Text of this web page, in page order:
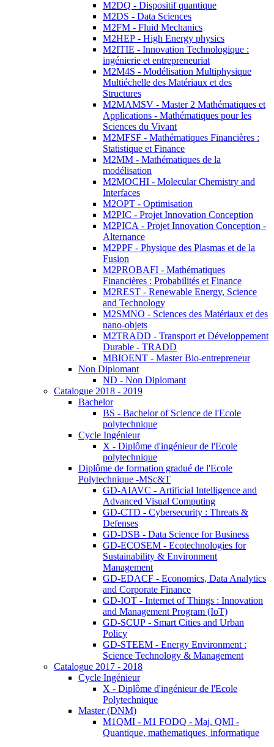
M2DQ - Dispositif quantique
M2DS - Data Sciences
M2FM - Fluid Mechanics
M2HEP - High Energy physics
M2ITIE - Innovation Technologique :
ingénierie et entrepreneuriat
M2M4S - Modélisation Multiphysique
Multiéchelle des Matériaux et des
Structures
M2MAMSV - Master 2 Mathématiques et
Applications - Mathématiques pour les
Sciences du Vivant
M2MFSF - Mathématiques Financières :
Statistique et Finance
M2MM - Mathématiques de la
modélisation
M2MOCHI - Molecular Chemistry and
Interfaces
M2OPT - Optimisation
M2PIC - Projet Innovation Conception
M2PICA - Projet Innovation Conception -
Alternance
M2PPF - Physique des Plasmas et de la
Fusion
M2PROBAFI - Mathématiques
Financières : Probabilités et Finance
M2REST - Renewable Energy, Science
and Technology
M2SMNO - Sciences des Matériaux et des
nano-objets
M2TRADD - Transport et Développement
Durable - TRADD
MBIOENT - Master Bio-entrepreneur
Non Diplomant
ND - Non Diplomant
Catalogue 2018 - 2019
Bachelor
BS - Bachelor of Science de l'Ecole
polytechnique
Cycle Ingénieur
X - Diplôme d'ingénieur de l'Ecole
polytechnique
Diplôme de formation gradué de l'Ecole
Polytechnique -MSc&T
GD-AIAVC - Artificial Intelligence and
Advanced Visual Computing
GD-CTD - Cybersecurity : Threats &
Defenses
GD-DSB - Data Science for Business
GD-ECOSEM - Ecotechnologies for
Sustainability & Environment
Management
GD-EDACF - Economics, Data Analytics
and Corporate Finance
GD-IOT - Internet of Things : Innovation
and Management Program (IoT)
GD-SCUP - Smart Cities and Urban
Policy
GD-STEEM - Energy Environment :
Science Technology & Management
Catalogue 2017 - 2018
Cycle Ingénieur
X - Diplôme d'ingénieur de l'Ecole
Polytechnique
Master (DNM)
M1QMI - M1 FODQ - Maj. QMI -
Quantique, mathematiques, informatique